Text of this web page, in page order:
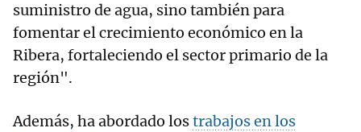
suministro de agua, sino también para
fomentar el crecimiento económico en la
Ribera, fortaleciendo el sector primario de la
región".
Además, ha abordado lostrabajos en los